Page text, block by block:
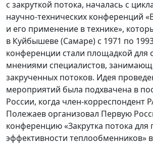
с закруткой потока, началась с
научно-технических конференций
и его применение в технике»,
в Куйбышеве (Самаре) с 1971 по
конференции стали площадкой для
мнениями специалистов,
закрученных потоков. Идея
мероприятий была подхвачена в
России, когда член-корреспондент
Полежаев организовал Первую
конференцию «Закрутка потока
эффективности теплообменников» в